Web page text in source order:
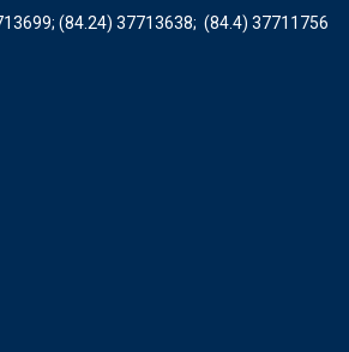
(84.24) 37713638; (84.4) 37711756